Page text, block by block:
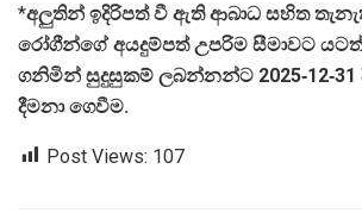
*අලුතින් ඉදිරිපත් වී ඇති ආබාධ සහිත
රෝගීන්ගේ අයදුම්පත් උපරිම සීමාවට
ගනිමින් සුදුසුකම් ලබන්නන්ට 2025‑12‑31
දීමනා ගෙවීම.
Post Views: 107